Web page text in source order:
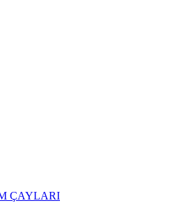
ÇAYLARI